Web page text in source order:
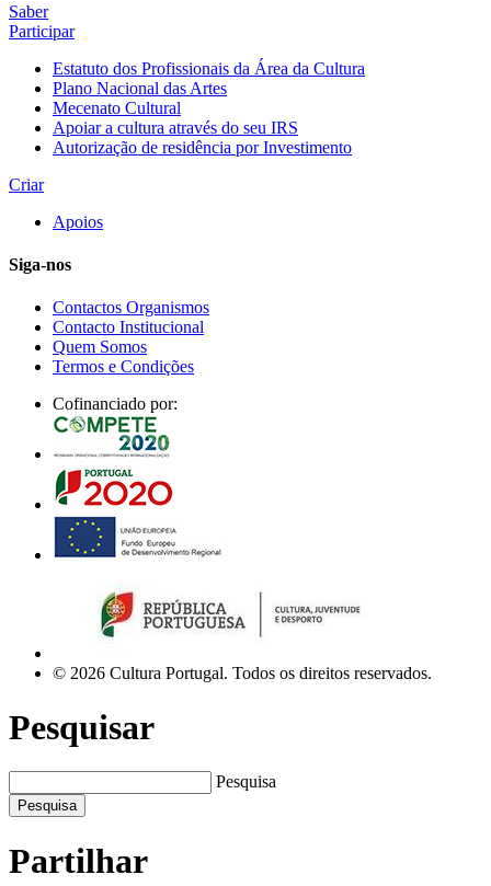
Saber
Participar
Estatuto dos Profissionais da Área da Cultura
Plano Nacional das Artes
Mecenato Cultural
Apoiar a cultura através do seu IRS
Autorização de residência por Investimento
Criar
Apoios
Siga-nos
Contactos Organismos
Contacto Institucional
Quem Somos
Termos e Condições
Cofinanciado por:
© 2026 Cultura Portugal. Todos os direitos reservados.
Pesquisar
Pesquisa
Pesquisa
Partilhar